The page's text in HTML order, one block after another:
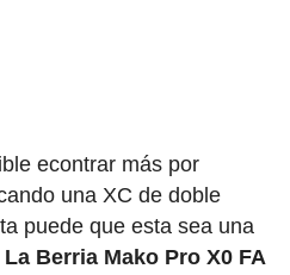
econtrar más por
una XC de doble
puede que esta sea una
La Berria Mako Pro X0 FA